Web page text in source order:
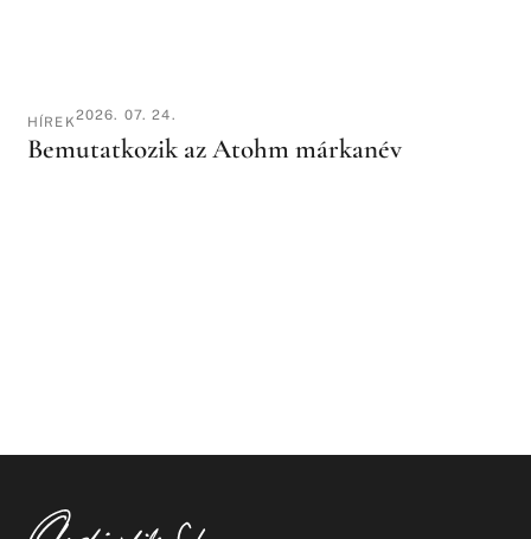
HÍREK2026. 07. 24.
Bemutatkozik az Atohm márkanév